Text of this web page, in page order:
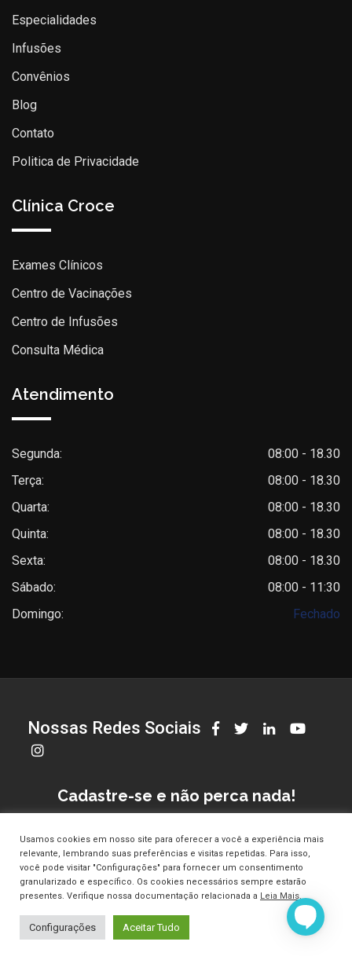
Especialidades
Infusões
Convênios
Blog
Contato
Politica de Privacidade
Clínica Croce
Exames Clínicos
Centro de Vacinações
Centro de Infusões
Consulta Médica
Atendimento
Segunda:
08:00 - 18.30
Terça:
08:00 - 18.30
Quarta:
08:00 - 18.30
Quinta:
08:00 - 18.30
Sexta:
08:00 - 18.30
Sábado:
08:00 - 11:30
Domingo:
Fechado
Nossas Redes Sociais
Cadastre-se e não perca nada!
© Copyright Clinica Croce 2025. Todos os direitos reservados.
Usamos cookies em nosso site para oferecer a você a experiência mais
relevante, lembrando suas preferências e visitas repetidas. Para isso,
você pode visitar "Configurações" para fornecer um consentimento
granularizado e específico. Os cookies necessários sempre estarão
presentes. Verifique nossa documentação relacionada a Leia Mais.
Configurações Aceitar Tudo